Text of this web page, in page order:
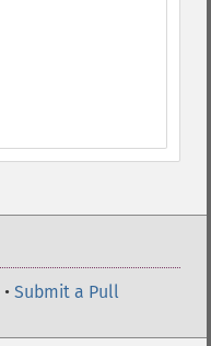
• Submit a Pull